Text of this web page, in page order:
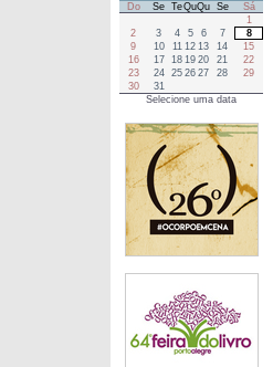
Do
Se TeQuQu Se
Sá
1
2
3 4 5 6 7
8
9
10 11 12 13 14
15
16
17 18 19 20 21
22
23
24 25 26 27 28
29
30
31
Selecione uma data